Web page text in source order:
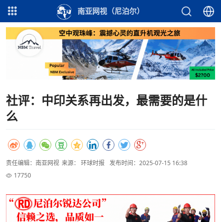
南亚网视（尼泊尔）
社评：中印关系再出发，最需要的是什
么
责任编辑：南亚网视 来源： 环球时报
发布时间：2025-07-15 16:38
17750